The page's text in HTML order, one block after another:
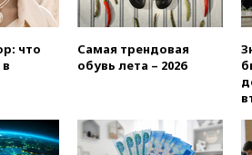
что
Самая трендовая
обувь лета – 2026